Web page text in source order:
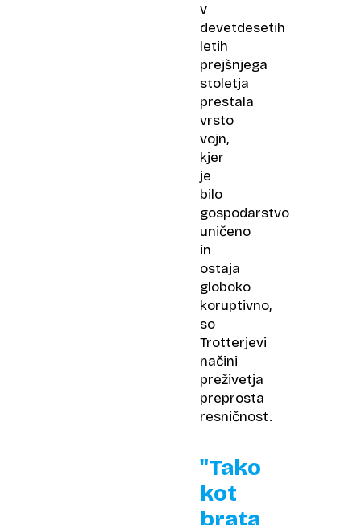
v
devetdesetih
letih
prejšnjega
stoletja
prestala
vrsto
vojn,
kjer
je
bilo
gospodarstvo
uničeno
in
ostaja
globoko
koruptivno,
so
Trotterjevi
načini
preživetja
preprosta
resničnost.
"Tako
kot